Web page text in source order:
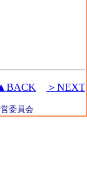
＞NEXT
営委員会